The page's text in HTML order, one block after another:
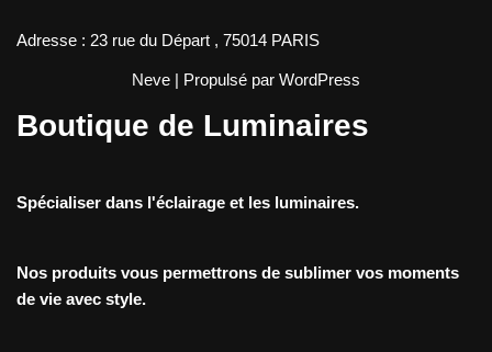
Adresse : 23 rue du Départ , 75014 PARIS
Neve | Propulsé par WordPress
Boutique de Luminaires
Spécialiser dans l'éclairage et les luminaires.
Nos produits vous permettrons de sublimer vos moments
de vie avec style.